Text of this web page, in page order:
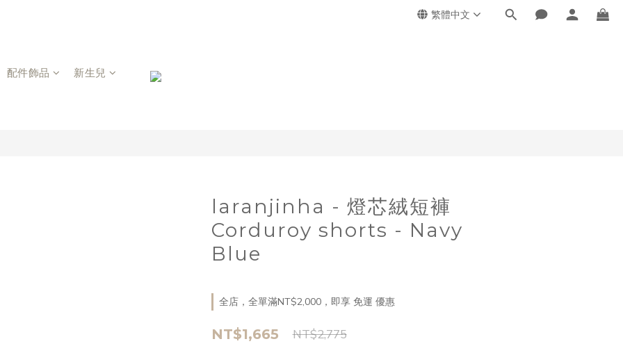
繁體中文
配件飾品 新生兒
laranjinha - 燈芯絨短褲
Corduroy shorts - Navy
Blue
全店，全單滿NT$2,000，即享 免運 優惠
NT$1,665 NT$2,775